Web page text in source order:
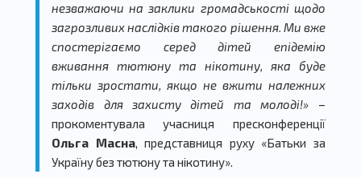
незважаючи на заклики громадськості щодо
загрозливих наслідків такого рішення. Ми вже
спостерігаємо серед дітей епідемію
вживання тютюну та нікотину, яка буде
тільки зростати, якщо не вжити належних
заходів для захисту дітей та молоді!» –
прокоментувала учасниця пресконференції
Ольга Масна, представниця руху «Батьки за
Україну без тютюну та нікотину».